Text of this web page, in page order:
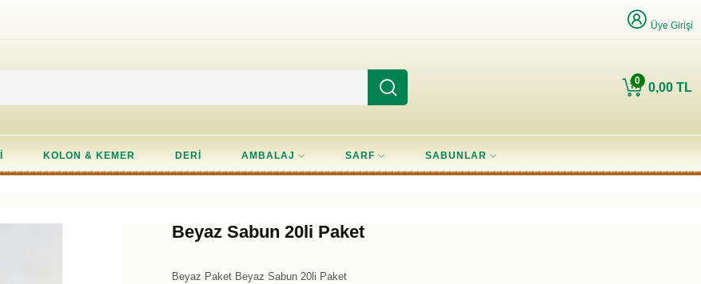
Üye Girişi
0,00 TL
0
KOLON & KEMER DERI AMBALAJ SARF SABUNLAR
Beyaz Sabun 20li Paket
Beyaz Paket Beyaz Sabun 20li Paket